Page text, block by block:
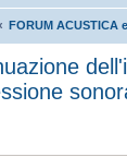
FORUM ACUSTICA